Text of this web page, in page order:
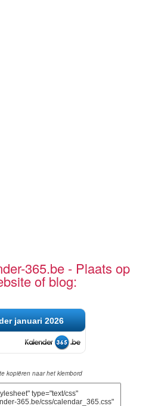
365.be - Plaats op
of blog:
januari 2026
kopiëren naar het klembord